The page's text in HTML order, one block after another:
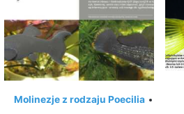
Molinezje z rodzaju Poecilia